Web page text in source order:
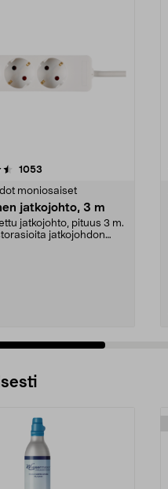
1053
moniosaiset
jatkojohto, 3 m
jatkojohto, pituus 3 m.
jatkojohdon
4.5 viidestä